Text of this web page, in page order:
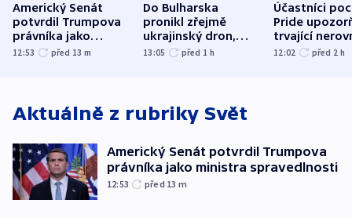
Americký Senát
potvrdil Trumpova
právníka jako
ministra
12:53 před 13 m
Do Bulharska
pronikl zřejmě
ukrajinský dron,
explodoval kilometr
13:05 před 1 h
Účastníci
Pride
trvající
12:02 před 2 h
Aktuálně z rubriky Svět
Americký Senát potvrdil Trumpova
právníka jako ministra spravedlnosti
12:53 před 13 m